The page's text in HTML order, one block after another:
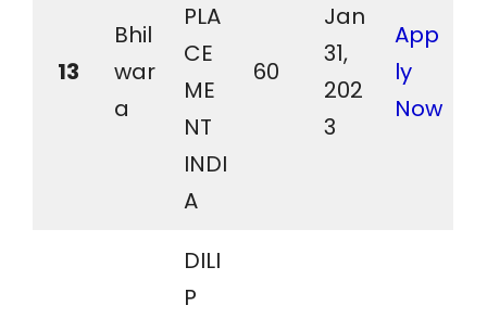
13
Bhil
war
a
PLA
CE
ME
NT
INDI
A
60
Jan
31,
202
3
App
ly
Now
DILI
P